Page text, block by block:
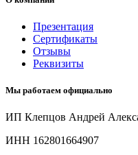
Презентация
Сертификаты
Отзывы
Реквизиты
Мы работаем официально
ИП Клепцов Андрей
ИНН 162801664907